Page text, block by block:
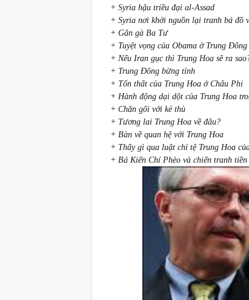
+ Syria hậu triều đại al-Assad
+ Syria nơi khởi nguồn lại tranh bá đồ
+ Gân gà Ba Tư
+ Tuyệt vọng của Obama ở Trung Đông
+ Nếu Iran gục thì Trung Hoa sẽ ra
+ Trung Đông bừng tỉnh
+ Tổn thất của Trung Hoa ở Châu Phi
+ Hành động dại dột của Trung Hoa
+ Chăn gối với kẻ thù
+ Tương lai Trung Hoa về đâu?
+ Bàn về quan hệ với Trung Hoa
+ Thấy gì qua luật chỉ tệ Trung Hoa
+ Bá Kiến Chí Phèo và chiến tranh tiền